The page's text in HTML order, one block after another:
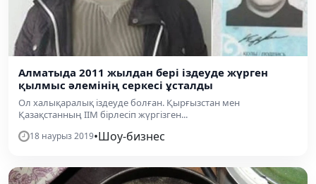
Алматыда 2011 жылдан бері іздеуде жүрген
қылмыс әлемінің серкесі ұсталды
Ол халықаралық іздеуде болған. Қырғызстан мен
Қазақстанның ІІМ бірлесіп жүргізген...
18 наурыз 2019•Шоу-бизнес